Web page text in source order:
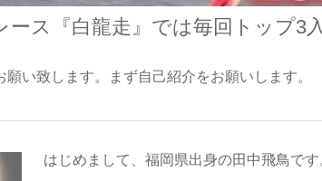
ース『白龍走』では毎回トップ3
い致します。まず自己紹介をお願いします。
はじめまして、福岡県出身の田中飛鳥で